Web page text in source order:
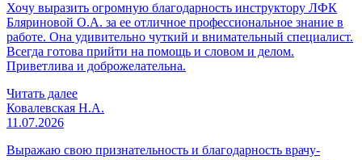
Хочу выразить огромную благодарность инструктору ЛФК
Бляриновой О.А. за ее отличное профессиональное знание в
работе. Она удивительно чуткий и внимательный специалист.
Всегда готова прийти на помощь и словом и делом.
Приветлива и доброжелательна.
Читать далее
Ковалевская Н.А.
11.07.2026
Выражаю свою признательность и благодарность врачу-